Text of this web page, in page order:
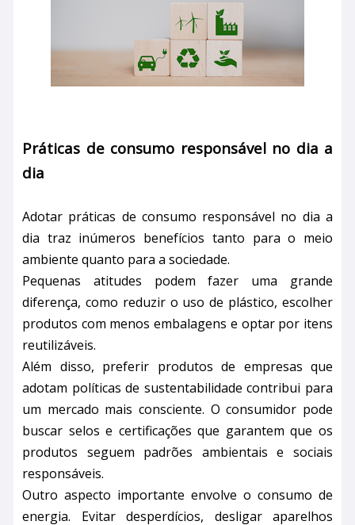
Práticas de consumo responsável no dia a
dia
Adotar práticas de consumo responsável no dia a
dia traz inúmeros benefícios tanto para o meio
ambiente quanto para a sociedade.
Pequenas atitudes podem fazer uma grande
diferença, como reduzir o uso de plástico, escolher
produtos com menos embalagens e optar por itens
reutilizáveis.
Além disso, preferir produtos de empresas que
adotam políticas de sustentabilidade contribui para
um mercado mais consciente. O consumidor pode
buscar selos e certificações que garantem que os
produtos seguem padrões ambientais e sociais
responsáveis.
Outro aspecto importante envolve o consumo de
energia. Evitar desperdícios, desligar aparelhos